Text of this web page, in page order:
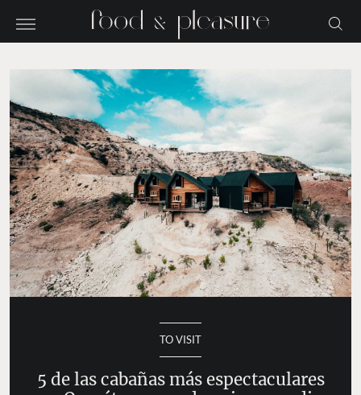
TO VISIT
5 de las cabañas más espectaculares